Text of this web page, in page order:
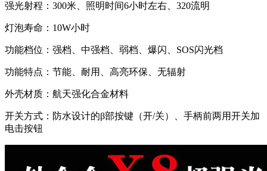
强光射程：300米、照明时间6小时左右、320流明
灯泡寿命：10W小时
功能档位：强档、中强档、弱档、爆闪、SOS闪光档
功能特点：节能、耐用、高亮环保、无辐射
外壳材质：航天强化合金材料
开关方式：防水设计的β部按键（开/关）、手柄前两用开关加
电击按钮